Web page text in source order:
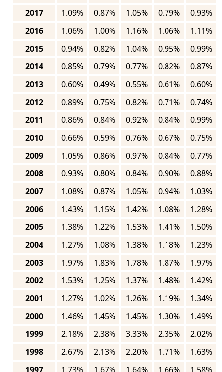
2017
1.09% 0.87% 1.05% 0.79%
0.93%
2016
1.06% 1.00% 1.16% 1.06%
1.11%
2015
0.94% 0.82% 1.04% 0.95%
0.99%
2014
0.85% 0.79% 0.77% 0.82%
0.87%
2013
0.60% 0.49% 0.55% 0.61%
0.60%
2012
0.89% 0.75% 0.82% 0.71%
0.74%
2011
0.86% 0.84% 0.92% 0.84%
0.99%
2010
0.66% 0.59% 0.76% 0.67%
0.75%
2009
1.05% 0.86% 0.97% 0.84%
0.77%
2008
0.93% 0.80% 0.84% 0.90%
0.88%
2007
1.08% 0.87% 1.05% 0.94%
1.03%
2006
1.43% 1.15% 1.42% 1.08%
1.28%
2005
1.38% 1.22% 1.53% 1.41%
1.50%
2004
1.27% 1.08% 1.38% 1.18%
1.23%
2003
1.97% 1.83% 1.78% 1.87%
1.97%
2002
1.53% 1.25% 1.37% 1.48%
1.42%
2001
1.27% 1.02% 1.26% 1.19%
1.34%
2000
1.46% 1.45% 1.45% 1.30%
1.49%
1999
2.18% 2.38% 3.33% 2.35%
2.02%
1998
2.67% 2.13% 2.20% 1.71%
1.63%
1997
1.73% 1.67% 1.64% 1.66%
1.58%